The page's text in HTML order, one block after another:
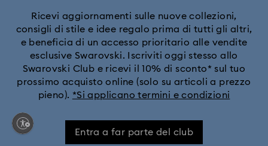
Ricevi aggiornamenti sulle nuove collezioni,
consigli di stile e idee regalo prima di tutti gli altri,
e beneficia di un accesso prioritario alle vendite
esclusive Swarovski. Iscriviti oggi stesso allo
Swarovski Club e ricevi il 10% di sconto* sul tuo
prossimo acquisto online (solo su articoli a prezzo
pieno). *Si applicano termini e condizioni
Entra a far parte del club